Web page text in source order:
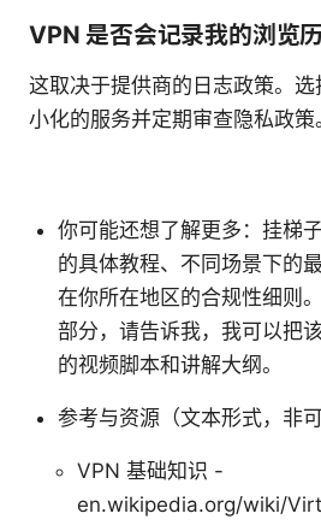
VPN 是否会记录我的浏览历
这取决于提供商的日志政策。
小化的服务并定期审查隐私政策
你可能还想了解更多：挂梯
的具体教程、不同场景下的
在你所在地区的合规性细则
部分，请告诉我，我可以把
的视频脚本和讲解大纲。
参考与资源（文本形式，非可
VPN 基础知识 -
en.wikipedia.org/wiki/